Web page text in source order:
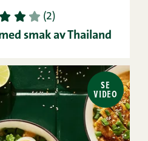
3 4 5 (2)
smak av Thailand
SE
VIDEO